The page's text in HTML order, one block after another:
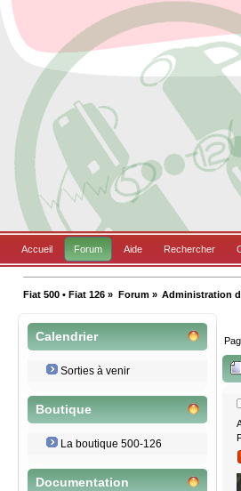
Accueil Forum Aide Rechercher
Fiat 500 • Fiat 126 » Forum» Administration
Calendrier
Sorties à venir
Boutique
La boutique 500-126
Documentation